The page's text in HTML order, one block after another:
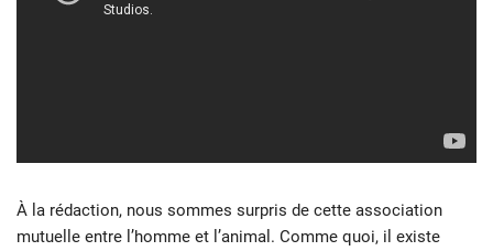
À la rédaction, nous sommes surpris de cette association
mutuelle entre l’homme et l’animal. Comme quoi, il existe